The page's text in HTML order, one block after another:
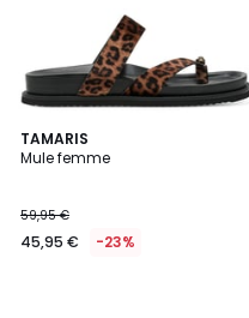
TAMARIS
Mule femme
59,95 €
45,95 € -23%